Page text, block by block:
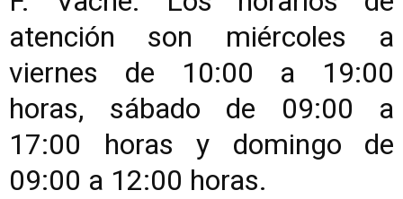
atención son miércoles a
viernes de 10:00 a 19:00
horas, sábado de 09:00 a
17:00 horas y domingo de
09:00 a 12:00 horas.